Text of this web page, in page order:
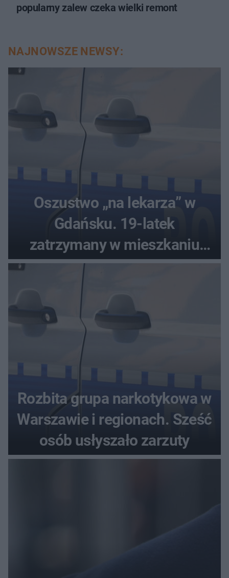
popularny zalew czeka wielki remont
NAJNOWSZE NEWSY:
Oszustwo „na lekarza” w
Gdańsku. 19-latek
zatrzymany w mieszkaniu
seniora
Rozbita grupa narkotykowa w
Warszawie i regionach. Sześć
osób usłyszało zarzuty